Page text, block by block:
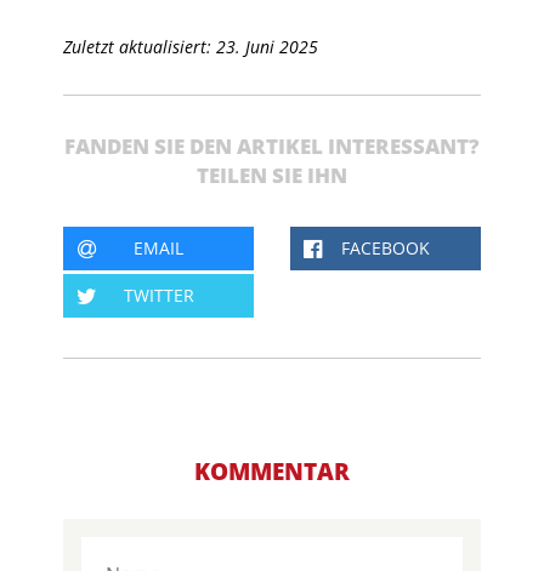
Zuletzt aktualisiert: 23. Juni 2025
FANDEN SIE DEN ARTIKEL INTERESSANT?
TEILEN SIE IHN
EMAIL FACEBOOK
TWITTER
KOMMENTAR